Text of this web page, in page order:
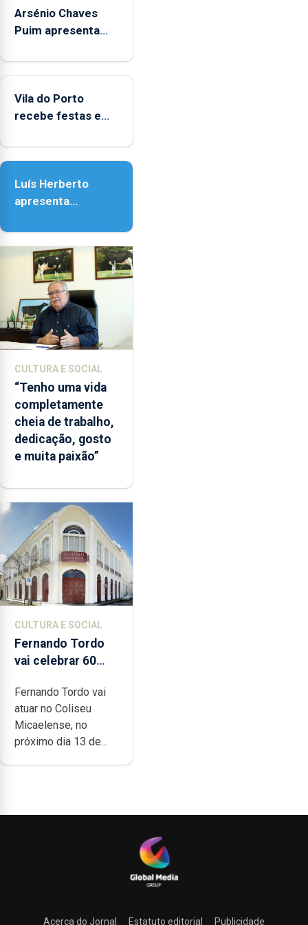
durante
o
de
entre
as
e
as
18h00.
Arsénio Chaves
Puim apresenta
de Vila do Porto
Vila do Porto
recebe festas em
Senhora da
Luís Herberto
apresenta
Paisagem’
CULTURA E SOCIAL
“Tenho uma vida
completamente
cheia de trabalho,
dedicação, gosto
e muita paixão”
CULTURA E SOCIAL
Fernando Tordo
vai celebrar 60
no Coliseu
Micaelense
Fernando Tordo vai
atuar no Coliseu
Micaelense, no
próximo dia 13 de...
Acerca do Jornal Estatuto editorial Publicidade